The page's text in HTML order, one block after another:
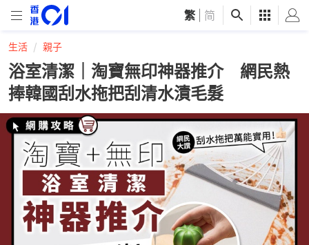
繁 简
生活 親子
浴室清潔｜淘寶無印神器推介 網民熱
捧韓國刮水拖把刮清水漬毛髮